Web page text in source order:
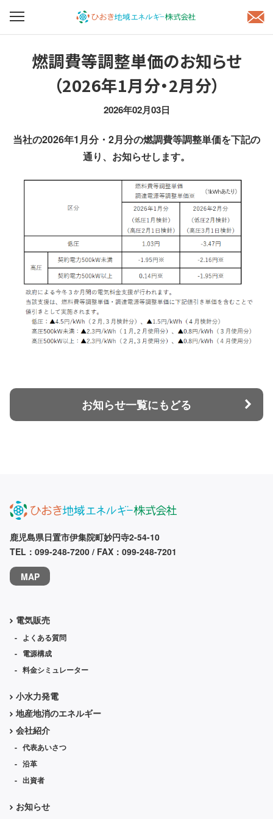
燃調費等調整単価のお知らせ
（2026年1月分・2月分）
2026年02月03日
当社の2026年1月分・2月分の燃調費等調整単価を下記の
通り、お知らせします。
お知らせ一覧にもどる
鹿児島県日置市伊集院町妙円寺2-54-10
TEL： 099-248-7200 / FAX：099-248-7201
MAP
電気販売
よくある質問
電源構成
料金シミュレーター
小水力発電
地産地消のエネルギー
会社紹介
代表あいさつ
沿革
出資者
お知らせ